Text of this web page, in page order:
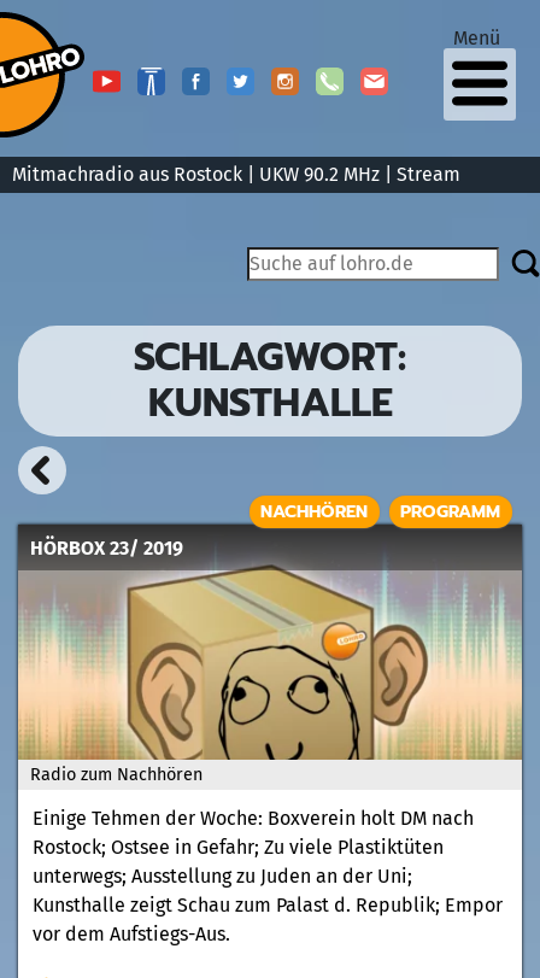
Mitmachradio aus Rostock | UKW 90.2 MHz | Stream
Menü
SCHLAGWORT:
KUNSTHALLE
Radio zum Nachhören
HÖRBOX 23/ 2019
NACHHÖREN PROGRAMM
Einige Tehmen der Woche: Boxverein holt DM nach
Rostock; Ostsee in Gefahr; Zu viele Plastiktüten
unterwegs; Ausstellung zu Juden an der Uni;
Kunsthalle zeigt Schau zum Palast d. Republik; Empor
vor dem Aufstiegs-Aus.